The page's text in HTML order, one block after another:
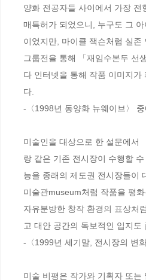
양화 전공자들 사이에서 가장
매특허가 되었으니, 누구도 그
이었지만, 마이클 잭슨처럼 실
그룹전을 통해 「재임수본두 선
다 인터넷을 통해 작품 이미지
다.
-〈1998년 동양화 뉴웨이브〉
미술인을 대상으로 한 설문에서
랑 같은 기존 전시장이 수행할
능을 종래의 제도권 전시장들이
미술관museum처럼 작품을 평
자유분방한 창작 환경의 표상처
고 대안 공간의 독보적인 입지
-〈1999년 세기말, 전시장의 변
미술 비평은 작가와 기획자 또